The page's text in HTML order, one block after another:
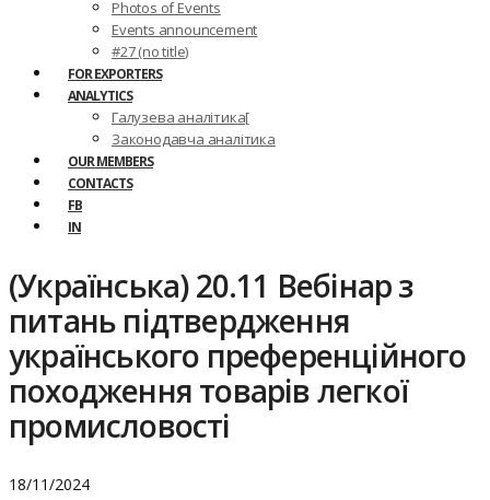
Photos of Events
Events announcement
#27 (no title)
FOR EXPORTERS
ANALYTICS
Галузева аналітика[
Законодавча аналітика
OUR MEMBERS
CONTACTS
FB
IN
(Українська) 20.11 Вебінар з
питань підтвердження
українського преференційного
походження товарів легкої
промисловості
18/11/2024